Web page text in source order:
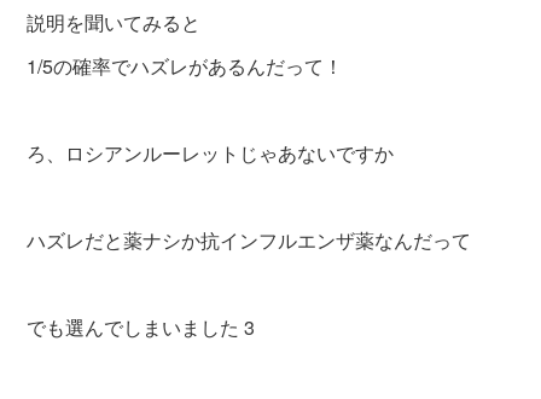
説明を聞いてみると
1/5の確率でハズレがあるんだって！
ろ、ロシアンルーレットじゃあないですか
ハズレだと薬ナシか抗インフルエンザ薬なんだって
でも選んでしまいました 3